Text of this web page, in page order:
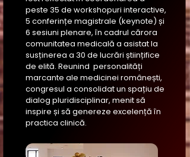
peste 35 de workshopuri interactive,
5 conferințe magistrale (keynote) și
6 sesiuni plenare, în cadrul cărora
comunitatea medicală a asistat la
susținerea a 30 de lucrări științifice
de elită. Reunind personalități
marcante ale medicinei românești,
congresul a consolidat un spațiu de
dialog pluridisciplinar, menit să
inspire și să genereze excelență în
practica clinică.